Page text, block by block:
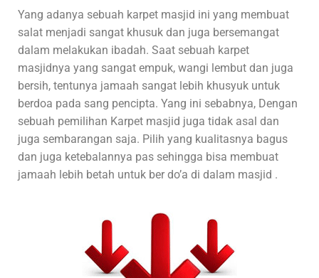
Yang adanya sebuah karpet masjid ini yang membuat
salat menjadi sangat khusuk dan juga bersemangat
dalam melakukan ibadah. Saat sebuah karpet
masjidnya yang sangat empuk, wangi lembut dan juga
bersih, tentunya jamaah sangat lebih khusyuk untuk
berdoa pada sang pencipta. Yang ini sebabnya, Dengan
sebuah pemilihan Karpet masjid juga tidak asal dan
juga sembarangan saja. Pilih yang kualitasnya bagus
dan juga ketebalannya pas sehingga bisa membuat
jamaah lebih betah untuk ber do’a di dalam masjid .